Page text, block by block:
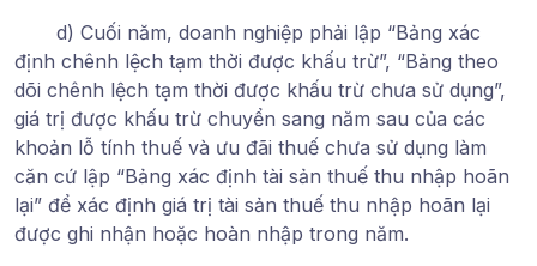
d) Cuối năm, doanh nghiệp phải lập “Bảng xác
định chênh lệch tạm thời được khấu trừ”, “Bảng theo
dõi chênh lệch tạm thời được khấu trừ chưa sử dụng”,
giá trị được khấu trừ chuyển sang năm sau của các
khoản lỗ tính thuế và ưu đãi thuế chưa sử dụng làm
căn cứ lập “Bảng xác định tài sản thuế thu nhập hoãn
lại” để xác định giá trị tài sản thuế thu nhập hoãn lại
được ghi nhận hoặc hoàn nhập trong năm.